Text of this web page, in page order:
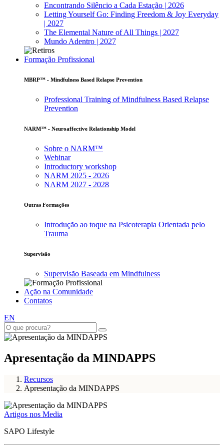
Encontrando Silêncio a Cada Estação | 2026
Letting Yourself Go: Finding Freedom & Joy Everyday
| 2027
The Elemental Nature of All Things | 2027
Mundo Adentro | 2027
Formação Profissional
MBRP™ - Mindfulness Based Relapse Prevention
Professional Training of Mindfulness Based Relapse
Prevention
NARM™ - Neuroaffective Relationship Model
Sobre o NARM™
Webinar
Introductory workshop
NARM 2025 - 2026
NARM 2027 - 2028
Outras Formações
Introdução ao toque na Psicoterapia Orientada pelo
Trauma
Supervisão
Supervisão Baseada em Mindfulness
Ação na Comunidade
Contatos
EN
Apresentação da MINDAPPS
Recursos
Apresentação da MINDAPPS
Artigos nos Media
SAPO Lifestyle